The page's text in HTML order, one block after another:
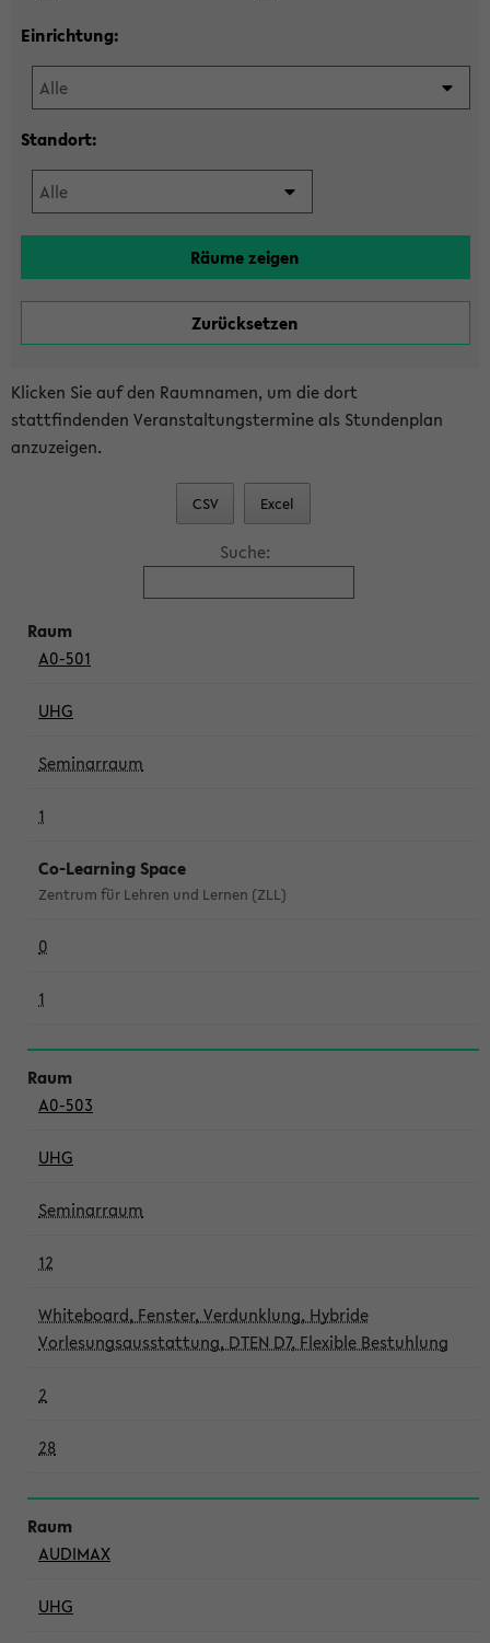
Einrichtung:
Standort:
Klicken Sie auf den Raumnamen, um die dort
stattfindenden Veranstaltungstermine als Stundenplan
anzuzeigen.
CSV Excel
Suche:
A0-501
UHG
Seminarraum
1
Co-Learning Space
Zentrum für Lehren und Lernen (ZLL)
0
1
A0-503
UHG
Seminarraum
12
Whiteboard, Fenster, Verdunklung, Hybride
Vorlesungsausstattung, DTEN D7, Flexible Bestuhlung
2
28
AUDIMAX
UHG